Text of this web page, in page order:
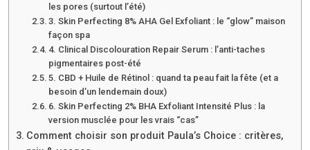
les pores (surtout l’été)
3. Skin Perfecting 8% AHA Gel Exfoliant : le “glow” maison
façon spa
4. Clinical Discolouration Repair Serum : l’anti-taches
pigmentaires post-été
5. CBD + Huile de Rétinol : quand ta peau fait la fête (et a
besoin d’un lendemain doux)
6. Skin Perfecting 2% BHA Exfoliant Intensité Plus : la
version musclée pour les vrais “cas”
Comment choisir son produit Paula’s Choice : critères,